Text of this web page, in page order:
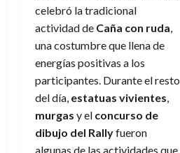
celebró la tradicional
actividad de Caña con ruda
una costumbre que llena de
energías positivas a los
participantes. Durante el resto
del día, estatuas vivientes
murgas y el concurso de
dibujo del Rallyfueron
algunas de las actividades que